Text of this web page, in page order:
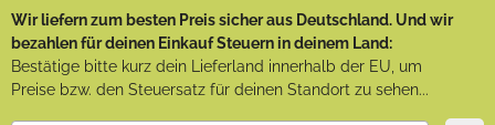
Wir liefern zum besten Preis sicher aus Deutschland. Und wir
bezahlen für deinen Einkauf Steuern in deinem Land:
Bestätige bitte kurz dein Lieferland innerhalb der EU, um
Preise bzw. den Steuersatz für deinen Standort zu sehen...